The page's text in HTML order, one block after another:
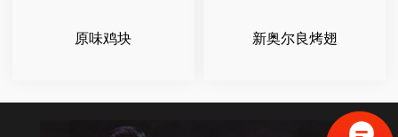
原味鸡块 新奥尔良烤翅